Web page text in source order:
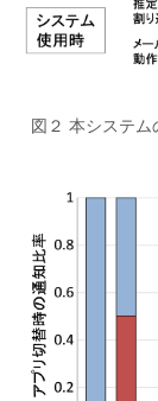
図２ 本システ